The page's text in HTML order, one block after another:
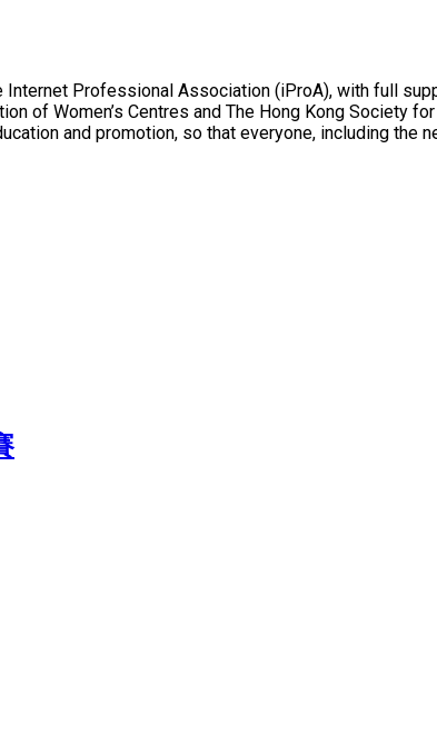
Professional Association (iProA), with full
of Women’s Centres and The Hong Kong Society
and promotion, so that everyone, including the